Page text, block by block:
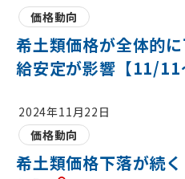
価格動向
希土類価格が全体的
給安定が影響【11/11
2024年11月22日
価格動向
希土類価格下落が続